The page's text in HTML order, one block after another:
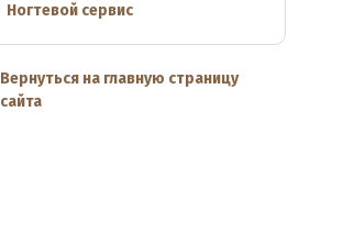
Ногтевой сервис
Вернуться на главную страницу
сайта